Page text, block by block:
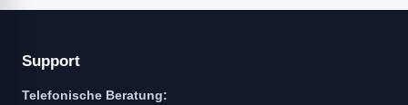
Support
Telefonische Beratung: